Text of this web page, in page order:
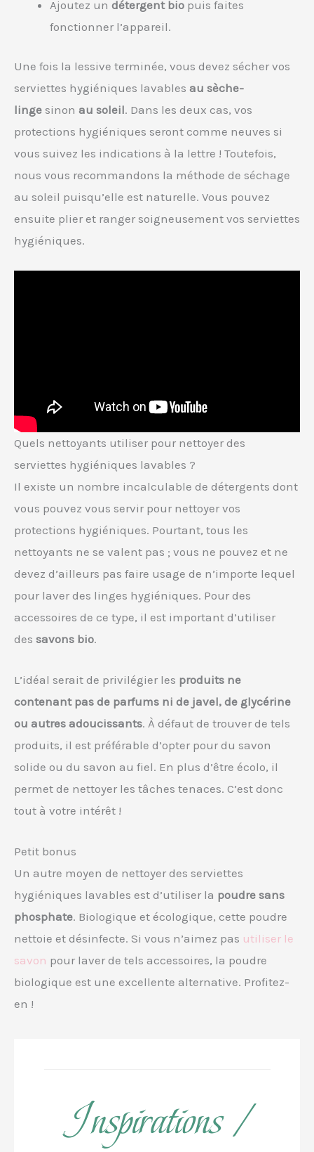
Ajoutez un détergent bio puis faites
fonctionner l’appareil.
Une fois la lessive terminée, vous devez sécher vos
serviettes hygiéniques lavables au sèche-
linge sinon au soleil. Dans les deux cas, vos
protections hygiéniques seront comme neuves si
vous suivez les indications à la lettre ! Toutefois,
nous vous recommandons la méthode de séchage
au soleil puisqu’elle est naturelle. Vous pouvez
ensuite plier et ranger soigneusement vos serviettes
hygiéniques.
Quels nettoyants utiliser pour nettoyer des
serviettes hygiéniques lavables ?
Il existe un nombre incalculable de détergents dont
vous pouvez vous servir pour nettoyer vos
protections hygiéniques. Pourtant, tous les
nettoyants ne se valent pas ; vous ne pouvez et ne
devez d’ailleurs pas faire usage de n’importe lequel
pour laver des linges hygiéniques. Pour des
accessoires de ce type, il est important d’utiliser
des savons bio.
L’idéal serait de privilégier les produits ne
contenant pas de parfums ni de javel, de glycérine
ou autres adoucissants. À défaut de trouver de tels
produits, il est préférable d’opter pour du savon
solide ou du savon au fiel. En plus d’être écolo, il
permet de nettoyer les tâches tenaces. C’est donc
tout à votre intérêt !
Petit bonus
Un autre moyen de nettoyer des serviettes
hygiéniques lavables est d’utiliser la poudre sans
phosphate. Biologique et écologique, cette poudre
nettoie et désinfecte. Si vous n’aimez pas utiliser le
savon pour laver de tels accessoires, la poudre
biologique est une excellente alternative. Profitez-
en !
Inspirations /